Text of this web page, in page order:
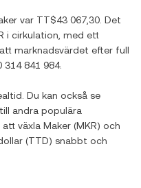
var TT$43 067,30 . Det
i cirkulation, med ett
att marknadsvärdet efter full
314 841 984.
Du kan också se
till andra populära
växla Maker (MKR) och
(TTD) snabbt och